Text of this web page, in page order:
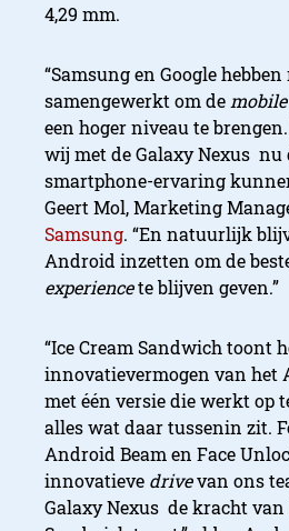
4,29 mm.
“Samsung en Google
samengewerkt om de
een hoger niveau te
wij met de Galaxy Nexus nu
smartphone-ervaring
Geert Mol, Marketing
Samsung. “En natuurlijk
Android inzetten om de
experiencete blijven geven.”
“Ice Cream Sandwich toont
innovatievermogen van het
met één versie die werkt op
alles wat daar tussenin zit.
Android Beam en Face
innovatieve drivevan ons
Galaxy Nexus de kracht van